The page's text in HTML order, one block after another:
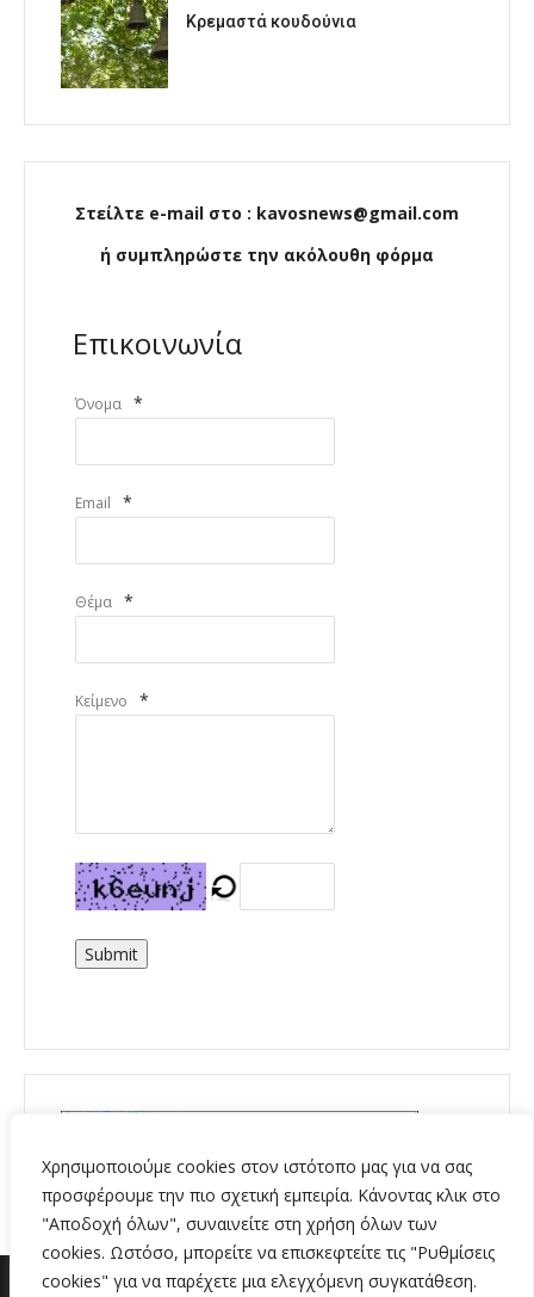
Χρησιμοποιούμε cookies στον ιστότοπο μας για να σας
προσφέρουμε την πιο σχετική εμπειρία. Κάνοντας κλικ στο
"Αποδοχή όλων", συναινείτε στη χρήση όλων των
cookies. Ωστόσο, μπορείτε να επισκεφτείτε τις "Ρυθμίσεις
cookies" για να παρέχετε μια ελεγχόμενη συγκατάθεση.
Κρεμαστά κουδούνια
Στείλτε e-mail στο : kavosnews@gmail.com
ή συμπληρώστε την ακόλουθη φόρμα
Επικοινωνία
Όνομα *
Email *
Θέμα *
Κείμενο *
Submit